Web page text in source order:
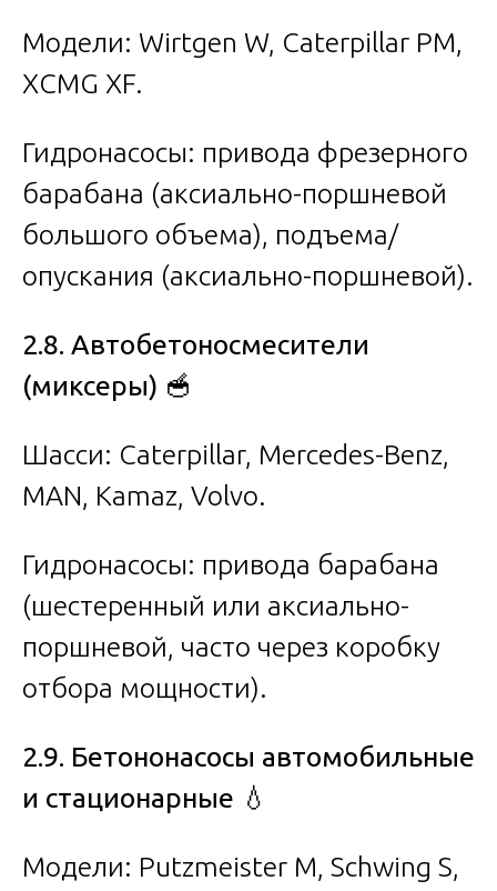
Модели: Wirtgen W, Caterpillar PM,
XCMG XF.
Гидронасосы: привода фрезерного
барабана (аксиально-поршневой
большого объема), подъема/
опускания (аксиально-поршневой).
2.8. Автобетоносмесители
(миксеры) 🥣
Шасси: Caterpillar, Mercedes-Benz,
MAN, Kamaz, Volvo.
Гидронасосы: привода барабана
(шестеренный или аксиально-
поршневой, часто через коробку
отбора мощности).
2.9. Бетононасосы автомобильные
и стационарные 💧
Модели: Putzmeister M, Schwing S,